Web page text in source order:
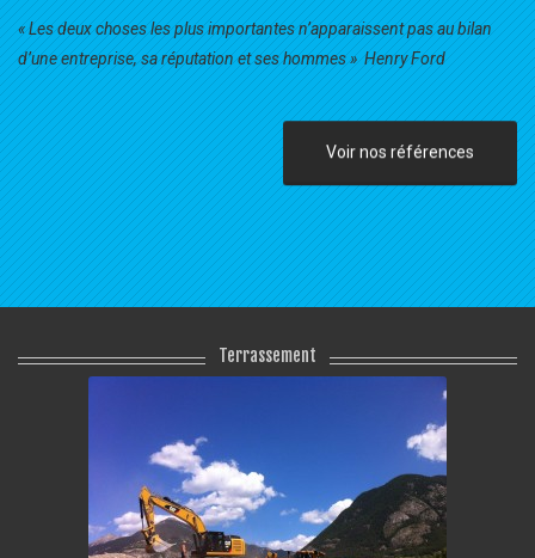
« Les deux choses les plus importantes n’apparaissent pas au bilan
d’une entreprise, sa réputation et ses hommes » Henry Ford
Voir nos références
Terrassement